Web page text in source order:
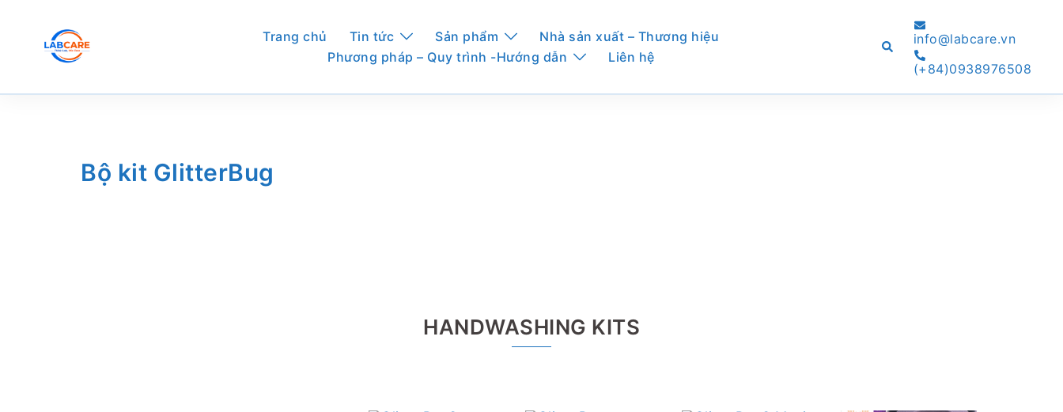
content
Trang chủ Tin tức Sản phẩm
Nhà sản xuất – Thương hiệu
Phương pháp – Quy trình -Hướng dẫn
Liên hệ
Searchinfo@labcare.vn
(+84)0938976508
Bộ kit GlitterBug
HANDWASHING KITS